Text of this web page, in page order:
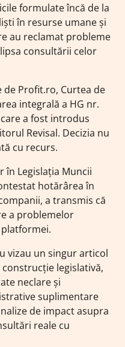
formulate încă de la
în resurse umane și
au reclamat probleme
consultării celor
Profit.ro, Curtea de
integrală a HG nr.
a fost introdus
Revisal. Decizia nu
cu recurs.
în Legislația Muncii
hotărârea în
a transmis că
a problemelor
vizau un singur articol
legislativă,
neclare și
suplimentare
de impact asupra
reale cu